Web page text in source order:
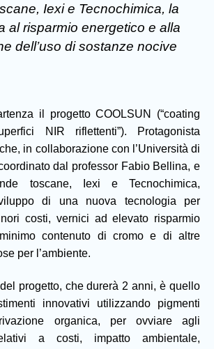
Iexi e Tecnochimica, la
al risparmio energetico e alla
dell’uso di sostanze nocive
il progetto COOLSUN (“coating
NIR riflettenti”). Protagonista
in collaborazione con l’Università di
dal professor Fabio Bellina, e
toscane, Iexi e Tecnochimica,
di una nuova tecnologia per
costi, vernici ad elevato risparmio
contenuto di cromo e di altre
per l’ambiente.
progetto, che durerà 2 anni, è quello
innovativi utilizzando pigmenti
organica, per ovviare agli
a costi, impatto ambientale,